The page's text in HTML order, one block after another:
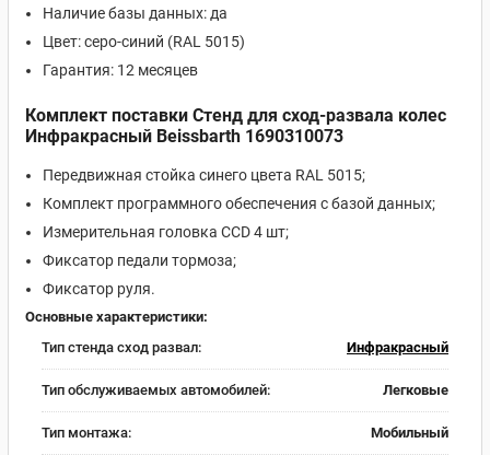
Наличие базы данных: да
Цвет: серо-синий (RAL 5015)
Гарантия: 12 месяцев
Комплект поставки Стенд для сход-развала колес
Инфракрасный Beissbarth 1690310073
Передвижная стойка синего цвета RAL 5015;
Комплект программного обеспечения с базой данных;
Измерительная головка CCD 4 шт;
Фиксатор педали тормоза;
Фиксатор руля.
Основные характеристики:
Тип стенда сход развал:
Инфракрасный
Тип обслуживаемых автомобилей: Легковые
Тип монтажа: Мобильный